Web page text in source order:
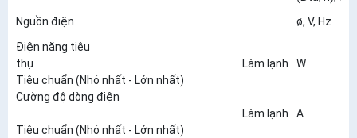
Nguồn điện
ø, V, Hz
Điện năng tiêu
thụ
Tiêu chuẩn (Nhỏ nhất - Lớn nhất)
Làm lạnh W
Cường độ dòng điện
Tiêu chuẩn (Nhỏ nhất - Lớn nhất)
Làm lạnh A